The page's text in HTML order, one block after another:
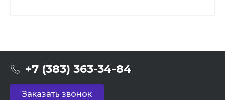
+7 (383) 363-34-84
Заказать звонок